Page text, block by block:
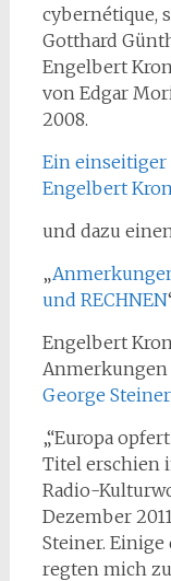
cybernétique,
Gotthard
Engelbert
von Edgar
2008.
Ein
Engelbert
und dazu
„
und RECHNEN
Engelbert
George Steiner
„“Europa
Titel erschien
Radio-
Dezember
Steiner.
regten mich